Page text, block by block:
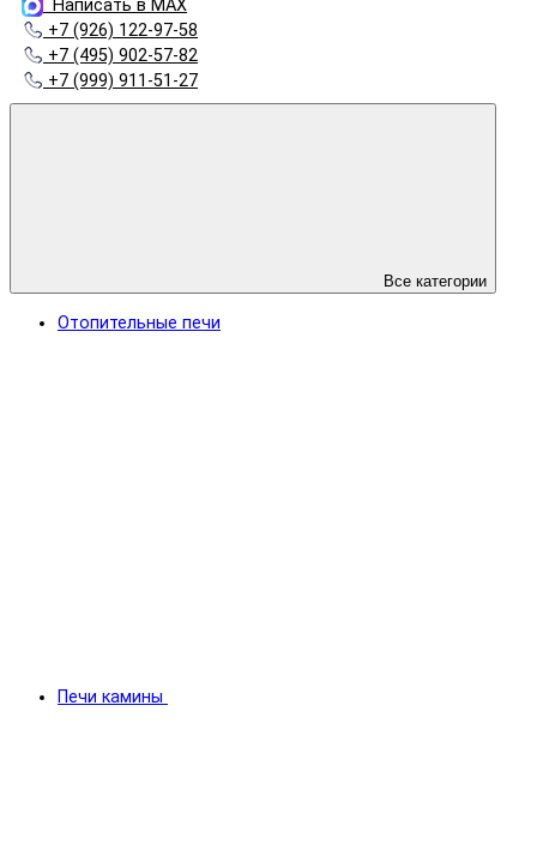
Написать в MAX
+7 (926) 122-97-58
+7 (495) 902-57-82
+7 (999) 911-51-27
Все категории
Отопительные печи
Печи камины